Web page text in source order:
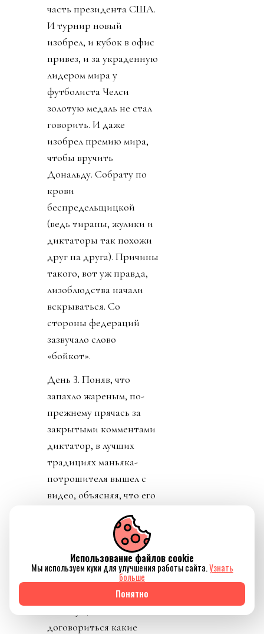
часть президента США.
И турнир новый
изобрел, и кубок в офис
привез, и за украденную
лидером мира у
футболиста Челси
золотую медаль не стал
говорить. И даже
изобрел премию мира,
чтобы вручить
Дональду. Собрату по
крови
беспредельщицкой
(ведь тираны, жулики и
диктаторы так похожи
друг на друга). Причины
такого, вот уж правда,
лизоблюдства начали
вскрываться. Со
стороны федераций
зазвучало слово
«бойкот».
День 3. Поняв, что
запахло жареным, по-
прежнему прячась за
закрытыми комментами
диктатор, в лучших
традициях маньяка-
потрошителя вышел с
видео, объясняя, что его
всем очень хорошо от
этого будет. И тут
свершилось. Лысый
коррупционер
совершил чудо. Европа,
договориться какие
Использование файлов cookie
Мы используем куки для улучшения работы сайта.Узнать
больше
Понятно